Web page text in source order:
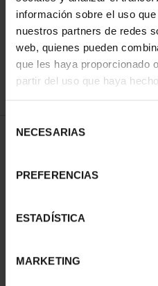
información sobre el uso
nuestros partners de redes
web, quienes pueden
que les haya proporcionado
partir del uso que haya
NECESARIAS
PREFERENCIAS
ESTADÍSTICA
MARKETING
1 Productos encontrados